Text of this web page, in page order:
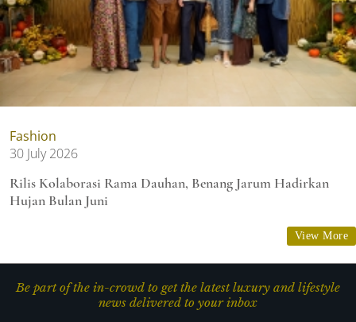
Fashion
30 July 2026
Rilis Kolaborasi Rama Dauhan, Benang Jarum Hadirkan
Hujan Bulan Juni
View More
Be part of the in-crowd to get the latest luxury and lifestyle
news delivered to your inbox